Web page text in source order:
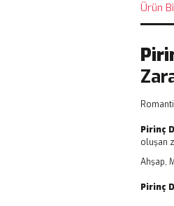
Ürün
Pirinç
oluşan
Ahşap,
Pirinç